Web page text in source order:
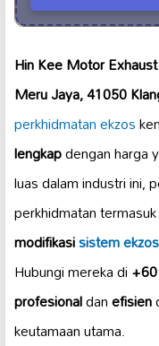
Hin Kee Motor
Meru Jaya, 41050
perkhidmatan ekzos
lengkapdengan harga
luas dalam industri ini,
perkhidmatan termasuk
modifikasisistem ekzos
Hubungi mereka di
profesionaldanefisien
keutamaan utama.